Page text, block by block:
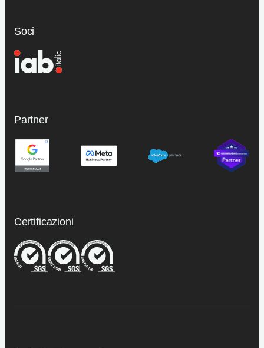
Soci
Partner
Certificazioni